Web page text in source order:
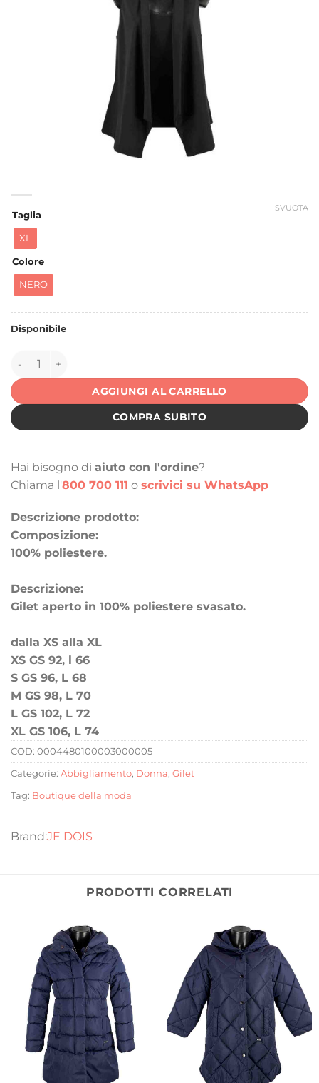
Taglia
XL
Colore
NERO
SVUOTA
Disponibile
145018 quantità
AGGIUNGI AL CARRELLO
COMPRA SUBITO
Hai bisogno di aiuto con l'ordine?
Chiama l'800 700 111 o scrivici su WhatsApp
Descrizione prodotto:
Composizione:
100% poliestere.
Descrizione:
Gilet aperto in 100% poliestere svasato.
dalla XS alla XL
XS GS 92, l 66
S GS 96, L 68
M GS 98, L 70
L GS 102, L 72
XL GS 106, L 74
COD: 0004480100003000005
Categorie: Abbigliamento, Donna, Gilet
Tag: Boutique della moda
JE DOIS
PRODOTTI CORRELATI